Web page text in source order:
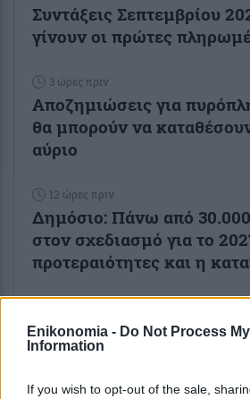
Enikonomia - Do Not Process
Information
If you wish to opt-out of the sale,
Συντάξεις Σεπτεμβρίου
γίνουν οι πρώτες
3 ώρες πριν
Αποζημιώσεις για
θα μπορούν να
αύριο
12 ώρες πριν
Δημόσιο: Πάνω από
στον σχεδιασμό για το
προτεραιότητες και η
ENIKOS